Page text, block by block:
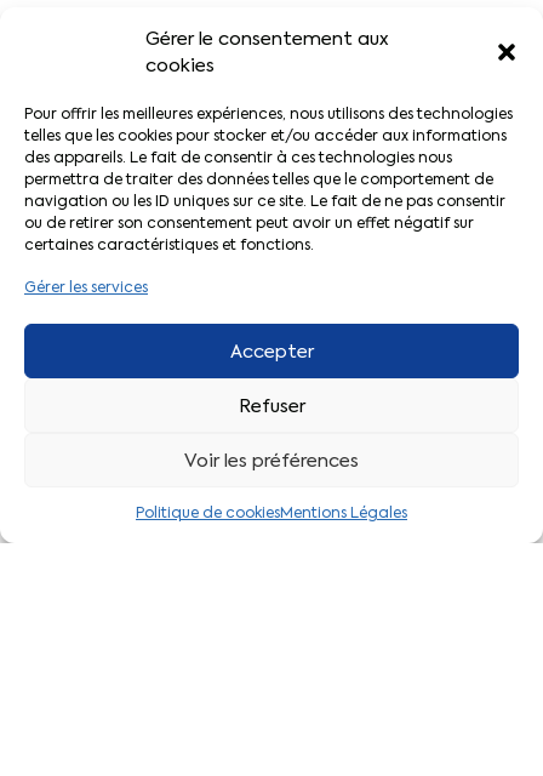
Gérer le consentement aux
cookies
Pour offrir les meilleures expériences, nous utilisons des technologies
telles que les cookies pour stocker et/ou accéder aux informations
des appareils. Le fait de consentir à ces technologies nous
permettra de traiter des données telles que le comportement de
navigation ou les ID uniques sur ce site. Le fait de ne pas consentir
ou de retirer son consentement peut avoir un effet négatif sur
certaines caractéristiques et fonctions.
Gérer les services
Accepter
Refuser
Voir les préférences
Politique de cookiesMentions Légales
nouvelle-aquitaine@cftc.fr
secretariat@cftc-nouvelle-aquitaine.fr
05 49 88 28 18 | 06 51 75 27 48
URD Nouvelle-Aquitaine
Nos formations
Mandats CFTC